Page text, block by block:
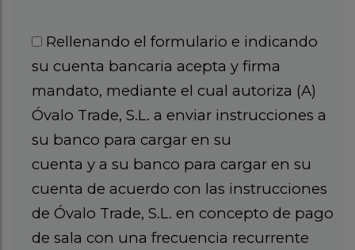
Rellenando el formulario e indicando
su cuenta bancaria acepta y firma
mandato, mediante el cual autoriza (A)
Óvalo Trade, S.L. a enviar instrucciones a
su banco para cargar en su
cuenta y a su banco para cargar en su
cuenta de acuerdo con las instrucciones
de Óvalo Trade, S.L. en concepto de pago
de sala con una frecuencia recurrente